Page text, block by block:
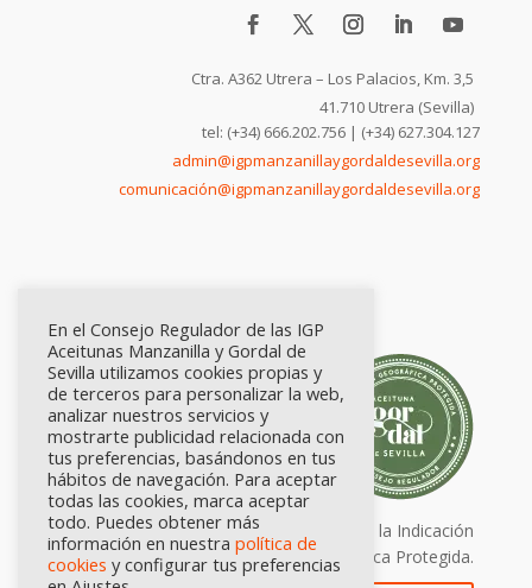
Ctra. A362 Utrera – Los Palacios, Km. 3,5
41.710 Utrera (Sevilla)
tel: (+34) 666.202.756 | (+34) 627.304.127
admin@igpmanzanillaygordaldesevilla.org
comunicación@igpmanzanillaygordaldesevilla.org
Calidad certificada por Origen. Sellos de la Indicación
Geográfica Protegida.
En el Consejo Regulador de las IGP
Aceitunas Manzanilla y Gordal de
Sevilla utilizamos cookies propias y
de terceros para personalizar la web,
analizar nuestros servicios y
mostrarte publicidad relacionada con
tus preferencias, basándonos en tus
hábitos de navegación. Para aceptar
todas las cookies, marca aceptar
todo. Puedes obtener más
información en nuestra política de
cookies y configurar tus preferencias